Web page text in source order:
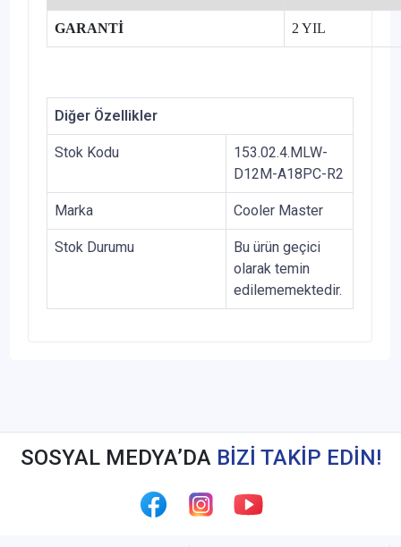
GARANTİ 2 YIL
Diğer Özellikler
Stok Kodu
153.02.4.MLW-
D12M-A18PC-R2
Marka Cooler Master
Stok Durumu
Bu ürün geçici
olarak temin
edilememektedir.
SOSYAL MEDYA’DA BİZİ TAKİP EDİN!